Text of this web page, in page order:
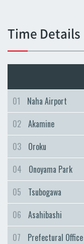
Time Details
01
Naha Airport
02 Akamine
03
Oroku
04
Onoyama Park
05
Tsubogawa
06
Asahibashi
07
Prefectural Office